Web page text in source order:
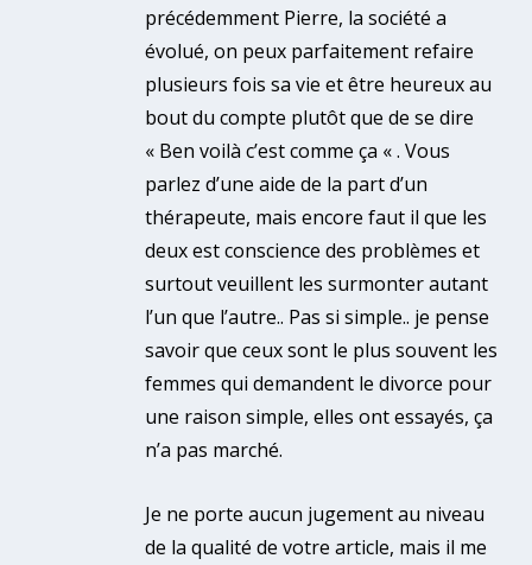
précédemment Pierre, la société a
évolué, on peux parfaitement refaire
plusieurs fois sa vie et être heureux au
bout du compte plutôt que de se dire
« Ben voilà c’est comme ça « . Vous
parlez d’une aide de la part d’un
thérapeute, mais encore faut il que les
deux est conscience des problèmes et
surtout veuillent les surmonter autant
l’un que l’autre.. Pas si simple.. je pense
savoir que ceux sont le plus souvent les
femmes qui demandent le divorce pour
une raison simple, elles ont essayés, ça
n’a pas marché.
Je ne porte aucun jugement au niveau
de la qualité de votre article, mais il me